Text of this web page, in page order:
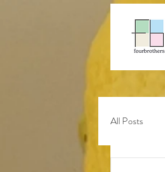
All Posts